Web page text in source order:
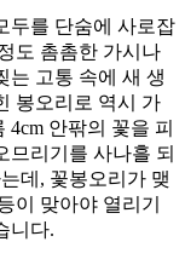
두를 단숨에 사로잡
도 촘촘한 가시나
는 고통 속에 새 생
봉오리로 역시 가
안팎의 꽃을 피
므리기를 사나흘 되
데, 꽃봉오리가 맺
이 맞아야 열리기
니다.